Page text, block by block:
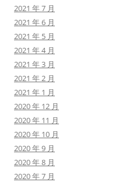
2021 年 7 月
2021 年 6 月
2021 年 5 月
2021 年 4 月
2021 年 3 月
2021 年 2 月
2021 年 1 月
2020 年 12 月
2020 年 11 月
2020 年 10 月
2020 年 9 月
2020 年 8 月
2020 年 7 月